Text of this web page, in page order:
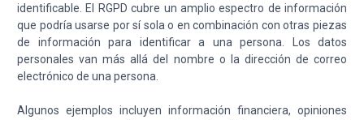
identificable. El RGPD cubre un amplio espectro de información
que podría usarse por sí sola o en combinación con otras piezas
de información para identificar a una persona. Los datos
personales van más allá del nombre o la dirección de correo
electrónico de una persona.
Algunos ejemplos incluyen información financiera, opiniones